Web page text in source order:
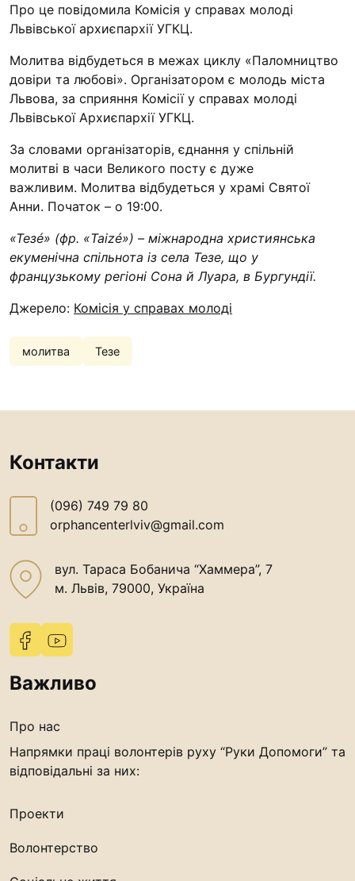
Про це повідомила Комісія у справах молоді
Львівської архиєпархії УГКЦ.
Молитва відбудеться в межах циклу «Паломництво
довіри та любові». Організатором є молодь міста
Львова, за сприяння Комісії у справах молоді
Львівської Архиєпархії УГКЦ.
За словами організаторів, єднання у спільній
молитві в часи Великого посту є дуже
важливим. Молитва відбудеться у храмі Святої
Анни. Початок – о 19:00.
«Тезé» (фр. «Taizé») – міжнародна християнська
екуменічна спільнота із села Тезе, що у
французькому регіоні Сона й Луара, в Бургундії.
Джерело: Комісія у справах молоді
молитва Тезе
Контакти
(096) 749 79 80
orphancenterlviv@gmail.com
вул. Тараса Бобанича “Хаммера”, 7
м. Львів, 79000, Україна
Важливо
Про нас
Напрямки праці волонтерів руху “Руки Допомоги” та
відповідальні за них:
Проекти
Волонтерство